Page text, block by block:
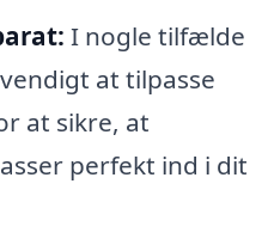
I nogle tilfælde
at tilpasse
at sikre, at
perfekt ind i dit